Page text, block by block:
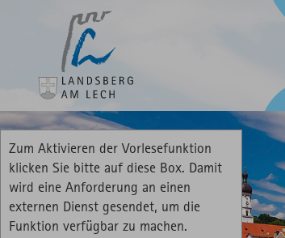
Zum Aktivieren der Vorlesefunktion
klicken Sie bitte auf diese Box. Damit
wird eine Anforderung an einen
externen Dienst gesendet, um die
Funktion verfügbar zu machen.